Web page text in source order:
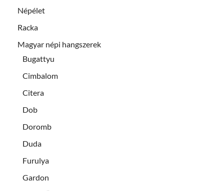
Népélet
Racka
Magyar népi hangszerek
Bugattyu
Cimbalom
Citera
Dob
Doromb
Duda
Furulya
Gardon